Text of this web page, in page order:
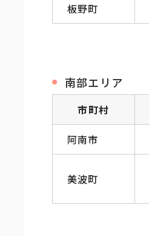
板野町
南部エリア
市町村
阿南市
美波町